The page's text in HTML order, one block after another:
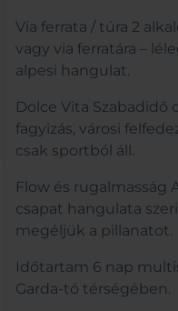
Via ferrata / túra 2
vagy via ferratára –
alpesi hangulat.
Dolce Vita Szabadidő
fagyizás, városi
csak sportból áll.
Flow és rugalmasság
csapat hangulata
megéljük a pillanatot.
Időtartam 6 nap
Garda-tó térségében.